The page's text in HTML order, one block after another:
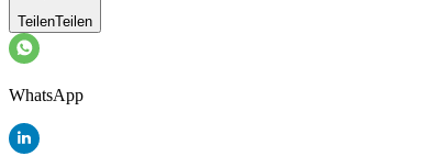
TeilenTeilen
WhatsApp